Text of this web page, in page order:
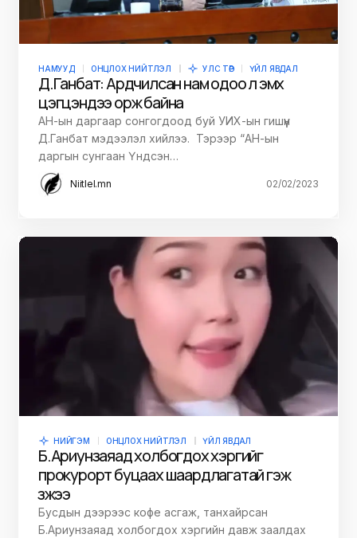
НАМУУД ОНЦЛОХ НИЙТЛЭЛ УЛС ТӨР ҮЙЛ ЯВДАЛ
Д.Ганбат: Ардчилсан нам одоо л эмх
цэгцэндээ орж байна
АН-ын даргаар сонгогдоод буй УИХ-ын гишүүн
Д.Ганбат мэдээлэл хийлээ. Тэрээр “АН-ын
даргын сунгаан Үндсэн…
Niitlel.mn 02/02/2023
НИЙГЭМ ОНЦЛОХ НИЙТЛЭЛ ҮЙЛ ЯВДАЛ
Б.Ариунзаяад холбогдох хэргийг
прокурорт буцаах шаардлагатай гэж
үзжээ
Бусдын дээрээс кофе асгаж, танхайрсан
Б.Ариунзаяад холбогдох хэргийн давж заалдах